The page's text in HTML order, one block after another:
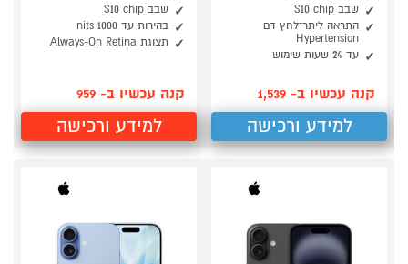
שבב S10 chip
התראה ליתר־לחץ דם
Hypertension
עד 24 שעות שימוש
קנה עכשיו ב- 1,539
למידע ורכישה
שבב S10 chip
בהירות עד 1000 nits
תצוגת Always-On Retina
קנה עכשיו ב- 959
למידע ורכישה